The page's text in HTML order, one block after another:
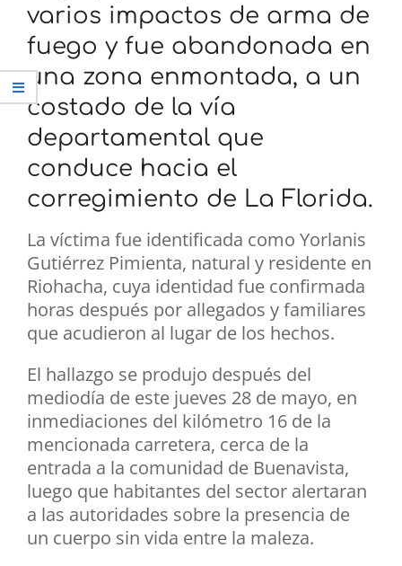
varios impactos de arma de
fuego y fue abandonada en
una zona enmontada, a un
costado de la vía
departamental que
conduce hacia el
corregimiento de La Florida.
La víctima fue identificada como Yorlanis
Gutiérrez Pimienta, natural y residente en
Riohacha, cuya identidad fue confirmada
horas después por allegados y familiares
que acudieron al lugar de los hechos.
El hallazgo se produjo después del
mediodía de este jueves 28 de mayo, en
inmediaciones del kilómetro 16 de la
mencionada carretera, cerca de la
entrada a la comunidad de Buenavista,
luego que habitantes del sector alertaran
a las autoridades sobre la presencia de
un cuerpo sin vida entre la maleza.